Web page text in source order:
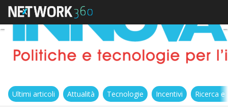
Ultimi articoli Attualità Tecnologie Incentivi Ricerca